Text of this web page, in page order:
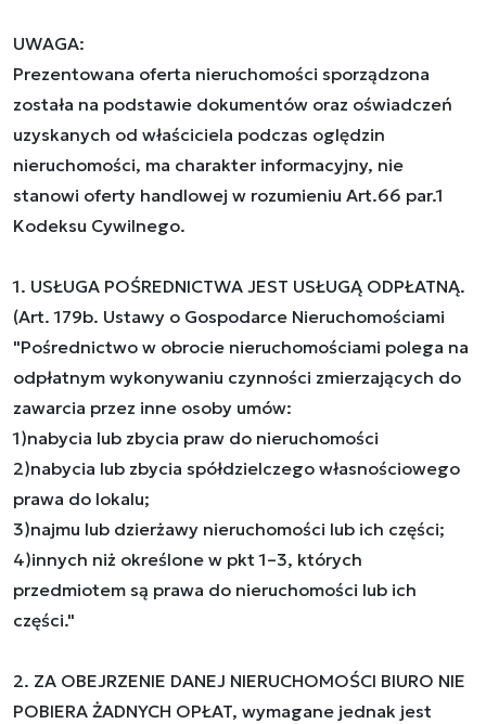
UWAGA:
Prezentowana oferta nieruchomości sporządzona
została na podstawie dokumentów oraz oświadczeń
uzyskanych od właściciela podczas oględzin
nieruchomości, ma charakter informacyjny, nie
stanowi oferty handlowej w rozumieniu Art.66 par.1
Kodeksu Cywilnego.
1. USŁUGA POŚREDNICTWA JEST USŁUGĄ ODPŁATNĄ.
(Art. 179b. Ustawy o Gospodarce Nieruchomościami
"Pośrednictwo w obrocie nieruchomościami polega na
odpłatnym wykonywaniu czynności zmierzających do
zawarcia przez inne osoby umów:
1)nabycia lub zbycia praw do nieruchomości
2)nabycia lub zbycia spółdzielczego własnościowego
prawa do lokalu;
3)najmu lub dzierżawy nieruchomości lub ich części;
4)innych niż określone w pkt 1–3, których
przedmiotem są prawa do nieruchomości lub ich
części."
2. ZA OBEJRZENIE DANEJ NIERUCHOMOŚCI BIURO NIE
POBIERA ŻADNYCH OPŁAT, wymagane jednak jest